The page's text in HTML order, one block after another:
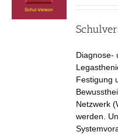
Diagnose-
Festigung
Netzwerk
werden.